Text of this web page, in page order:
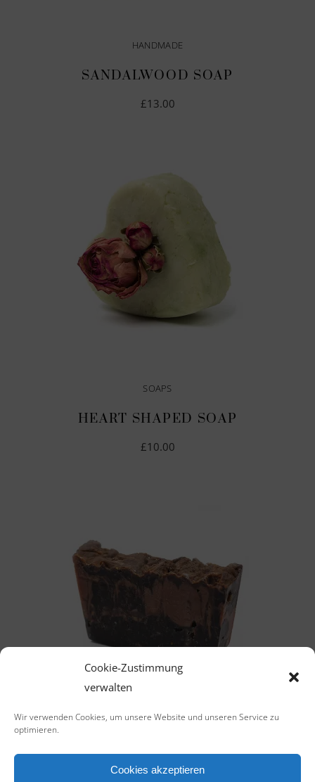
Cookie-Zustimmung
verwalten
Wir verwenden Cookies, um unsere Website und unseren Service zu
optimieren.
Cookies akzeptieren
HANDMADE
SANDALWOOD SOAP
£ 13.00
SOAPS
HEART SHAPED SOAP
£ 10.00
COCOA BEAN SOAP